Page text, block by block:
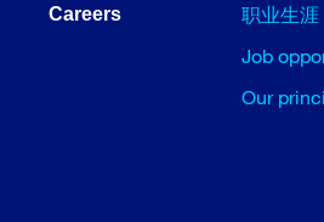
Careers
职业生涯
Job
Our